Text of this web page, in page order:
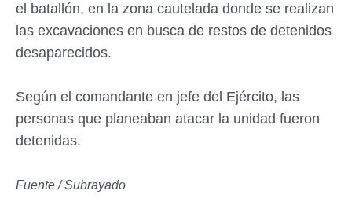
el batallón, en la zona cautelada donde se realizan
las excavaciones en busca de restos de detenidos
desaparecidos.
Según el comandante en jefe del Ejército, las
personas que planeaban atacar la unidad fueron
detenidas.
Fuente / Subrayado